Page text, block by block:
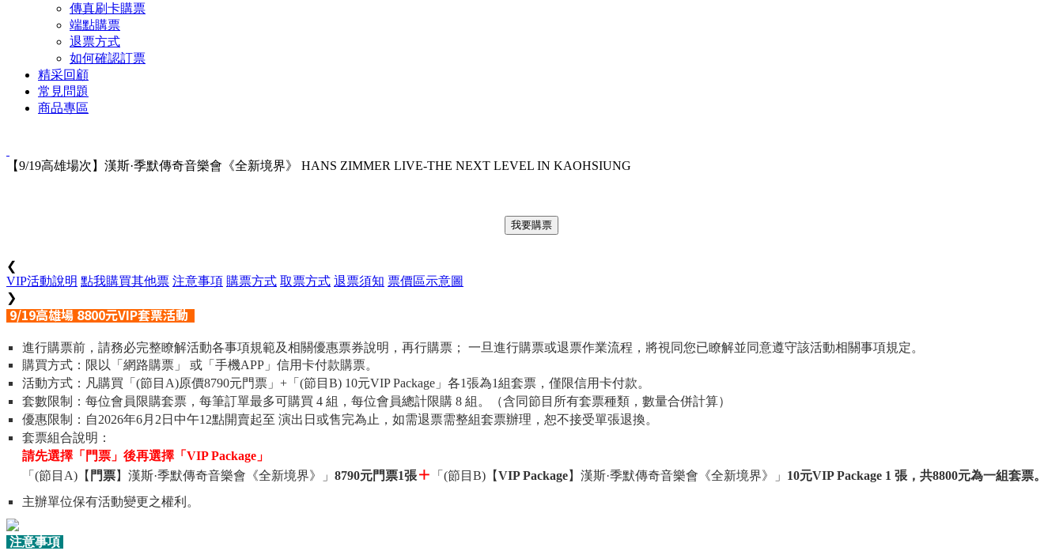
傳真刷卡購票
端點購票
退票方式
如何確認訂票
精采回顧
常見問題
商品專區
【9/19高雄場次】漢斯·季默傳奇音樂會《全新境界》 HANS ZIMMER LIVE-THE NEXT LEVEL IN KAOHSIUNG
我要購票
❮
VIP活動說明 點我購買其他票 注意事項 購票方式 取票方式 退票須知 票價區示意圖
❯
9/19高雄場 8800元VIP套票活動
進行購票前，請務必完整瞭解活動各事項規範及相關優惠票券說明，再行購票； 一旦進行購票或退票作業流程，將視同您已瞭解並同意遵守該活動相關事項規定。
購買方式：限以「網路購票」 或「手機APP」信用卡付款購票。
活動方式：凡購買「(節目A)原價8790元門票」+「(節目B) 10元VIP Package」各1張為1組套票，僅限信用卡付款。
套數限制：每位會員限購套票，每筆訂單最多可購買 4 組，每位會員總計限購 8 組。（含同節目所有套票種類，數量合併計算）
優惠限制：自2026年6月2日中午12點開賣起至 演出日或售完為止，如需退票需整組套票辦理，恕不接受單張退換。
套票組合說明：
請先選擇「門票」後再選擇「VIP Package」
「(節目A)【 門票】漢斯·季默傳奇音樂會《全新境界》」 8790元門票1張＋ 「(節目B)【VIP Package】漢斯·季默傳奇音樂會《全新境界》」 10元VIP Package 1 張，共8800元為一組套票。
主辦單位保有活動變更之權利。
注意事項